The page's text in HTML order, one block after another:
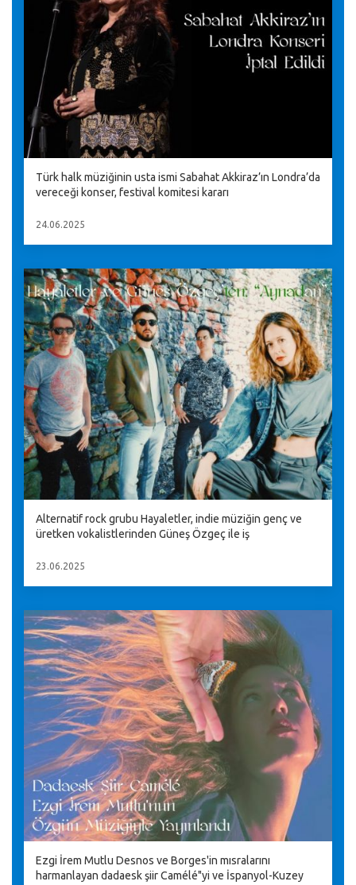
Türk halk müziğinin usta ismi Sabahat Akkiraz’ın Londra’da
vereceği konser, festival komitesi kararı
24.06.2025
Alternatif rock grubu Hayaletler, indie müziğin genç ve
üretken vokalistlerinden Güneş Özgeç ile iş
23.06.2025
Ezgi İrem Mutlu Desnos ve Borges'in mısralarını
harmanlayan dadaesk şiir Camélé"yi ve İspanyol-Kuzey